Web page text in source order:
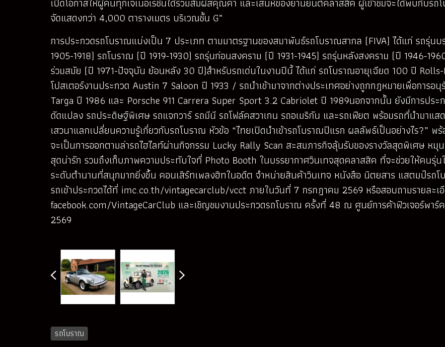
จัดแสดงกว่า 4,000 ตารางเมตร บริเวณชั้น G”
การประกวดรถโบราณแบ่งเป็น 7 ประเภท ตามมาตรฐานของสมาพันธ์รถโบราณสากล (FIVA) ได้แก่ รถรุ่
1905-1918) รถโบราณ (ปี 1919-1930) รถรุ่นก่อนสงคราม (ปี 1931-1945) รถรุ่นหลังสงคราม (ปี 1946-
ร่วมสมัย (ปี 1971-ปัจจุบัน ย้อนหลัง 30 ปี)สำหรับรถเด่นในงานปีนี้ ได้แก่ รถโบราณอายุเฉียด 100 ปี
โปสเตอร์งานประกวด Austin 7 Saloon ปี 1933 / รถนำเข้ามาจากต่างประเทศอย่างถูกกฎหมายเพื่อการอ
Targa ปี 1986 และ Porsche 911 Carrera Super Sport 3.2 Cabriolet ปี 1989นอกจากนั้น ยังมีการประ
ดัดแปลง รถประดิษฐ์พิเศษ รถแจกวาร์ รถมีนี รถโฟล์คสวาเกน รถอเมริกัน และรถเฟียต พร้อมรถที่นำมาแ
เสวนาแลกเปลี่ยนความรู้เกี่ยวกับรถโบราณ หัวข้อ “ไทยเปิดนำเข้ารถโบราณปีแรก ผลลัพธ์เป็นอย่างไร?”
จะเป็นการออกตามล่ารถไฮไลท์ผ่านกิจกรรม Lucky Rally Scan สะสมภารกิจลุ้นรับของรางวัลสุดพิเศษ หมุ
สุดน่ารัก รวมถึงเก็บภาพความประทับใจที่ Photo Booth ในบรรยากาศวินเทจสุดคลาสสิค ที่จะช่วยให้คนรุ่น
ระดับตำนานที่สนุกมากยิ่งขึ้น คอนเสิร์ทเพลงฮิทในอดีต จำหน่ายสินค้าวินเทจ หนังสือ นิตยสาร แสตมป์รถ
รถเข้าประกวดได้ที่ imc.co.th/vintagecarclub/vcct ภายในวันที่ 7 กรกฎาคม 2569 หรือสอบถามรายละ
facebook.com/VintageCarClub และเชิญชมงานประกวดรถโบราณ ครั้งที่ 48 ณ ศูนย์การค้าฟิวเจอร์พาร์
2569
รถโบราณ